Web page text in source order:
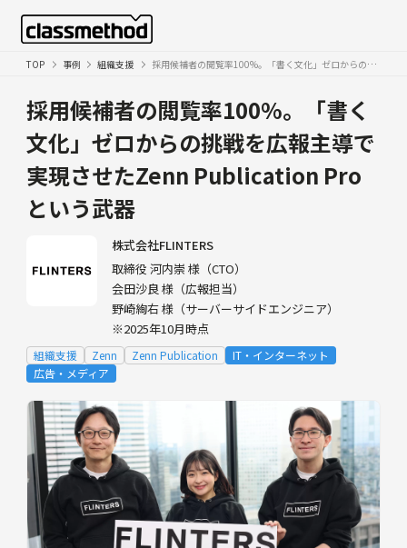
TOP 事例 組織支援 採用候補者の閲覧率100%。「書く文化」ゼロからの挑戦を広報主導で実現させたZenn Publication Proという武器
採用候補者の閲覧率100%。「書く
文化」ゼロからの挑戦を広報主導で
実現させたZenn Publication Pro
という武器
株式会社FLINTERS
取締役 河内崇 様（CTO）
会田沙良 様（広報担当）
野崎絢右 様（サーバーサイドエンジニア）
※2025年10月時点
組織支援 Zenn Zenn Publication
IT・インターネット
広告・メディア